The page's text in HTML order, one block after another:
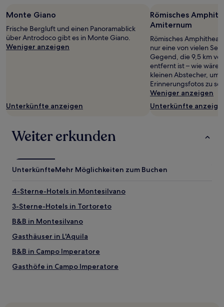
2 Erwachsenen
gefunden
wurde.
Preise
können
gelten.
Monte Giano
Frische Bergluft und einen Panoramablick
über Antrodoco gibt es in Monte Giano.
Weniger anzeigen
Unterkünfte anzeigen
Römisches
Amiternum
Römisches
nur eine von vielen
Gegend, die 9,5 km
entfernt ist – wie wäre
kleinen Abstecher, um
Erinnerungsfotos zu
Weniger anzeigen
Unterkünfte
Weiter erkunden
UnterkünfteMehr Möglichkeiten zum Buchen
4-Sterne-Hotels in Montesilvano
3-Sterne-Hotels in Tortoreto
B&B in Montesilvano
Gasthäuser in L'Aquila
B&B in Campo Imperatore
Gasthöfe in Campo Imperatore